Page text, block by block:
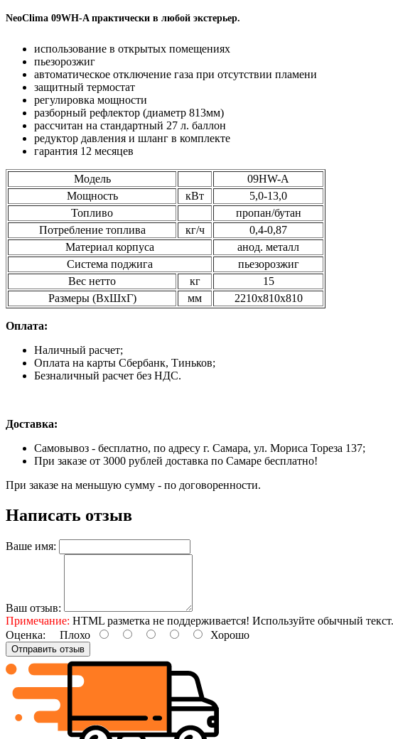
NeoClima 09WH-A практически в любой экстерьер.
использование в открытых помещениях
пьезорозжиг
автоматическое отключение газа при отсутствии пламени
защитный термостат
регулировка мощности
разборный рефлектор (диаметр 813мм)
рассчитан на стандартный 27 л. баллон
редуктор давления и шланг в комплекте
гарантия 12 месяцев
Модель
09HW-A
Мощность
кВт
5,0-13,0
Топливо
пропан/бутан
Потребление топлива
кг/ч
0,4-0,87
Материал корпуса
анод. металл
Система поджига
пьезорозжиг
Вес нетто
кг
15
Размеры (ВхШхГ)
мм 2210х810х810
Оплата:
Наличный расчет;
Оплата на карты Сбербанк, Тиньков;
Безналичный расчет без НДС.
Доставка:
Самовывоз - бесплатно, по адресу г. Самара, ул. Мориса Тореза 137;
При заказе от 3000 рублей доставка по Самаре бесплатно!
При заказе на меньшую сумму - по договоренности.
Написать отзыв
Ваше имя:
Ваш отзыв:
Примечание: HTML разметка не поддерживается! Используйте обычный текст.
Оценка: Плохо Хорошо
Отправить отзыв